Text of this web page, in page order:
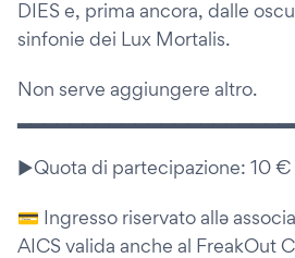
DIES e, prima ancora, dalle
sinfonie dei Lux Mortalis.
Non serve aggiungere altro.
▶️Quota di partecipazione: 10 €
💳 Ingresso riservato allə
AICS valida anche al FreakOut